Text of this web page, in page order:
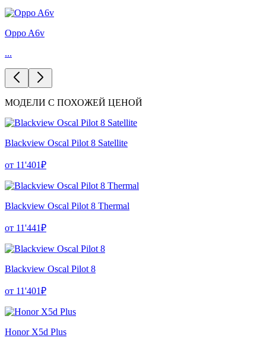
Oppo A6v
...
МОДЕЛИ С ПОХОЖЕЙ ЦЕНОЙ
Blackview Oscal Pilot 8 Satellite
от 11'401₽
Blackview Oscal Pilot 8 Thermal
от 11'441₽
Blackview Oscal Pilot 8
от 11'401₽
Honor X5d Plus